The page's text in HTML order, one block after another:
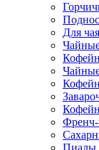
Для
Пиалы